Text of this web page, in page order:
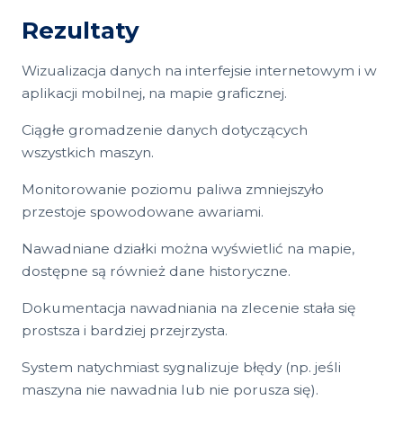
Rezultaty
Wizualizacja danych na interfejsie internetowym i w
aplikacji mobilnej, na mapie graficznej.
Ciągłe gromadzenie danych dotyczących
wszystkich maszyn.
Monitorowanie poziomu paliwa zmniejszyło
przestoje spowodowane awariami.
Nawadniane działki można wyświetlić na mapie,
dostępne są również dane historyczne.
Dokumentacja nawadniania na zlecenie stała się
prostsza i bardziej przejrzysta.
System natychmiast sygnalizuje błędy (np. jeśli
maszyna nie nawadnia lub nie porusza się).